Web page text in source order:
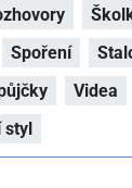
Spoření
Videa